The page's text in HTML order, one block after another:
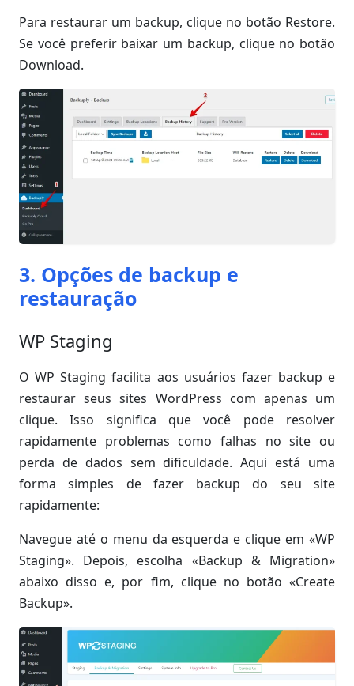
Para restaurar um backup, clique no botão Restore.
Se você preferir baixar um backup, clique no botão
Download.
3. Opções de backup e
restauração
WP Staging
O WP Staging facilita aos usuários fazer backup e
restaurar seus sites WordPress com apenas um
clique. Isso significa que você pode resolver
rapidamente problemas como falhas no site ou
perda de dados sem dificuldade. Aqui está uma
forma simples de fazer backup do seu site
rapidamente:
Navegue até o menu da esquerda e clique em «WP
Staging». Depois, escolha «Backup & Migration»
abaixo disso e, por fim, clique no botão «Create
Backup».